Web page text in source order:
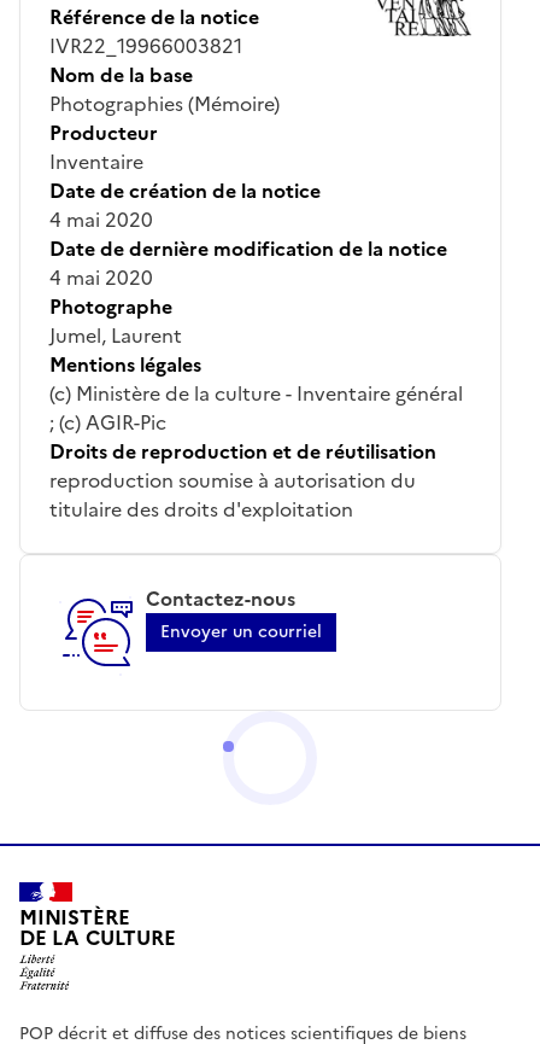
Référence de la notice
IVR22_19966003821
Nom de la base
Photographies (Mémoire)
Producteur
Inventaire
Date de création de la notice
4 mai 2020
Date de dernière modification de la notice
4 mai 2020
Photographe
Jumel, Laurent
Mentions légales
(c) Ministère de la culture - Inventaire général
; (c) AGIR-Pic
Droits de reproduction et de réutilisation
reproduction soumise à autorisation du
titulaire des droits d'exploitation
Contactez-nous
Envoyer un courriel
MINISTÈRE
DE LA CULTURE
POP décrit et diffuse des notices scientifiques de biens